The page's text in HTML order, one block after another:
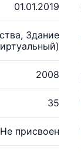
01.01.2019
Здание
2008
35
Не присвоен